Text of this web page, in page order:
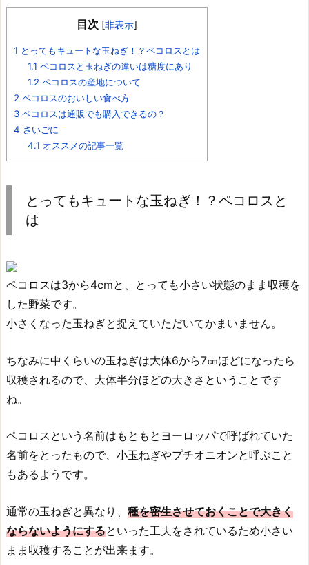
目次 [非表示]
1 とってもキュートな玉ねぎ！？ペコロスとは
1.1 ペコロスと玉ねぎの違いは糖度にあり
1.2 ペコロスの産地について
2 ペコロスのおいしい食べ方
3 ペコロスは通販でも購入できるの？
4 さいごに
4.1 オススメの記事一覧
とってもキュートな玉ねぎ！？ペコロスと
は
ペコロスは3から4cmと、とっても小さい状態のまま収穫を
した野菜です。
小さくなった玉ねぎと捉えていただいてかまいません。
ちなみに中くらいの玉ねぎは大体6から7㎝ほどになったら
収穫されるので、大体半分ほどの大きさということです
ね。
ペコロスという名前はもともとヨーロッパで呼ばれていた
名前をとったもので、小玉ねぎやプチオニオンと呼ぶこと
もあるようです。
通常の玉ねぎと異なり、 種を密生させておくことで大きく
ならないようにするといった工夫をされているため小さい
まま収穫することが出来ます。